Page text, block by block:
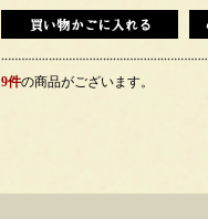
9件の商品がございます。